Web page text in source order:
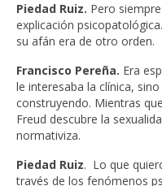
Piedad Ruiz. Pero
explicación
su afán era de otro orden.
Francisco Pereña. Era
le interesaba la clínica,
construyendo. Mientras
Freud descubre la
normativiza.
Piedad Ruiz. Lo que
través de los fenómenos